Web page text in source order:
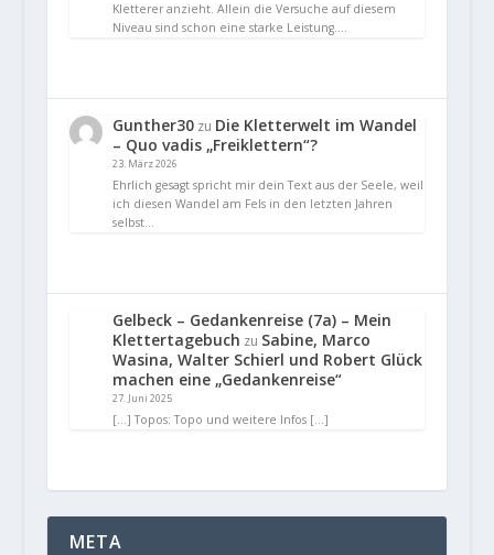
Kletterer anzieht. Allein die Versuche auf diesem
Niveau sind schon eine starke Leistung.…
Gunther30zu Die Kletterwelt im Wandel
– Quo vadis „Freiklettern“?
23. März 2026
Ehrlich gesagt spricht mir dein Text aus der Seele, weil
ich diesen Wandel am Fels in den letzten Jahren
selbst…
Gelbeck – Gedankenreise (7a) – Mein
Klettertagebuch zu Sabine, Marco
Wasina, Walter Schierl und Robert Glück
machen eine „Gedankenreise“
27. Juni 2025
[…] Topos: Topo und weitere Infos […]
META